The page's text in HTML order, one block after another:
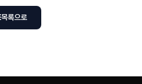
목록으로